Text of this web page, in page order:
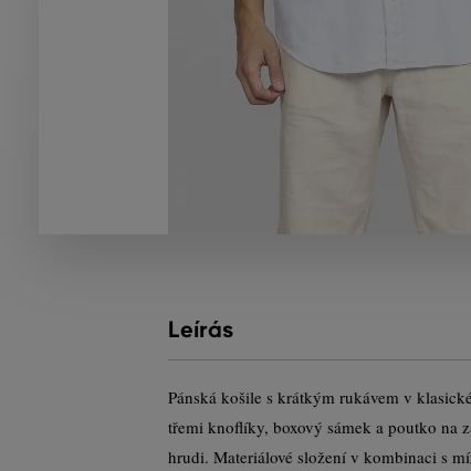
Leírás
Pánská košile s krátkým rukávem v
třemi knoflíky, boxový sámek a poutko na
hrudi. Materiálové složení v kombinaci s